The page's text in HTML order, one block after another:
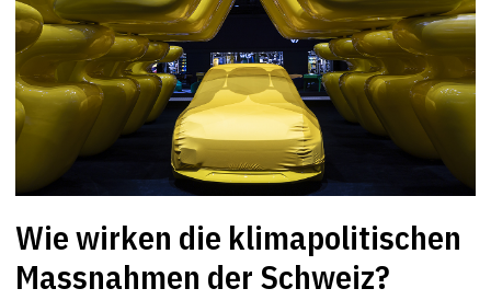
Wie wirken die klimapolitischen
Massnahmen der Schweiz?